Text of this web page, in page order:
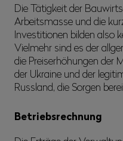
Die Tätigkeit der
Arbeitsmasse und die
Investitionen bilden also
Vielmehr sind es der
die Preiserhöhungen der
der Ukraine und der
Russland, die Sorgen
Betriebsrechnung